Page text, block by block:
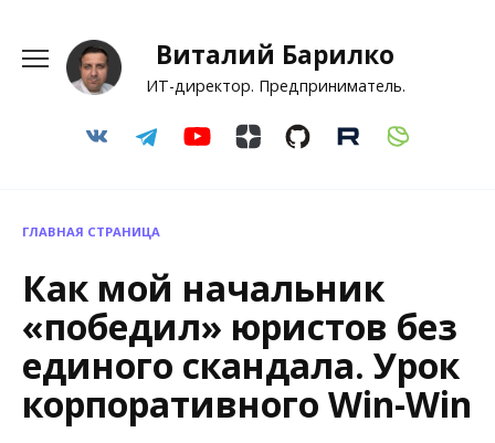
содержанию
Виталий Барилко
ИТ-директор. Предприниматель.
ГЛАВНАЯ СТРАНИЦА
Как мой начальник
«победил» юристов без
единого скандала. Урок
корпоративного Win-Win